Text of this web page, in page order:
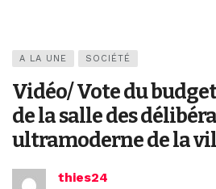
A LA UNE SOCIÉTÉ
Vidéo/ Vote du
de la salle des
ultramoderne de la
thies24